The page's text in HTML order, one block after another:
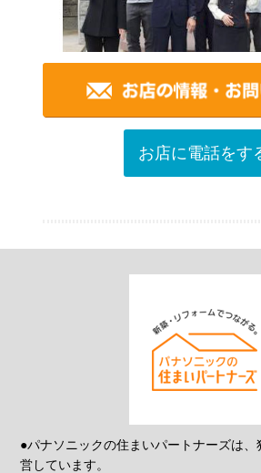
お店に電話をす
●パナソニックの住まいパートナーズは
営しています。